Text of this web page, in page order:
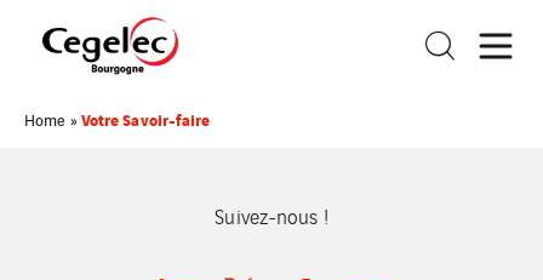
Home »Votre Savoir-faire
Suivez-nous !